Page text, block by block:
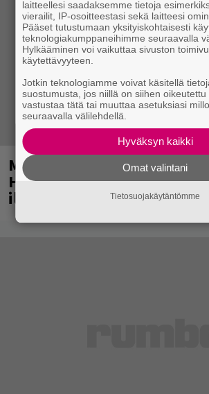
Mainio ohjelmatoimisto
Helsingissä 10-vuotista
ilmaistapahtumassa
laitteellesi saadaksemme tietoja
vierailit, IP-osoitteestasi sekä laitteesi
Pääset tutustumaan yksityiskohtaisesti
teknologiakumppaneihimme seuraavalla
Hylkääminen voi vaikuttaa sivuston
käytettävyyteen.
Jotkin teknologiamme voivat käsitellä
suostumusta, jos niillä on siihen oikeutettu
vastustaa tätä tai muuttaa asetuksiasi
seuraavalla välilehdellä.
Hyväksyn kaikki
Omat valintani
Tietosuojakäytäntömme